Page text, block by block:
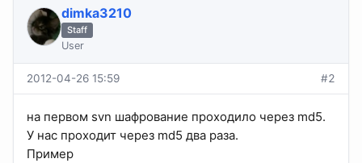
dimka3210
Staff
User
2012-04-26 15:59 #2
на первом svn шафрование проходило через md5.
У нас проходит через md5 два раза.
Пример